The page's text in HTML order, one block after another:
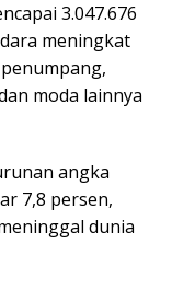
3.047.676
meningkat
moda lainnya
angka
7,8 persen,
dunia